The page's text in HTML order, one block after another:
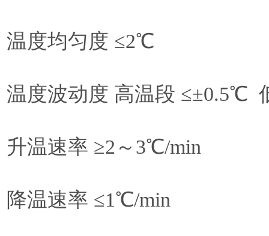
温度均匀度 ≤2℃
温度波动度 高温段 ≤±0.5℃
升温速率 ≥2～3℃/min
降温速率 ≤1℃/min